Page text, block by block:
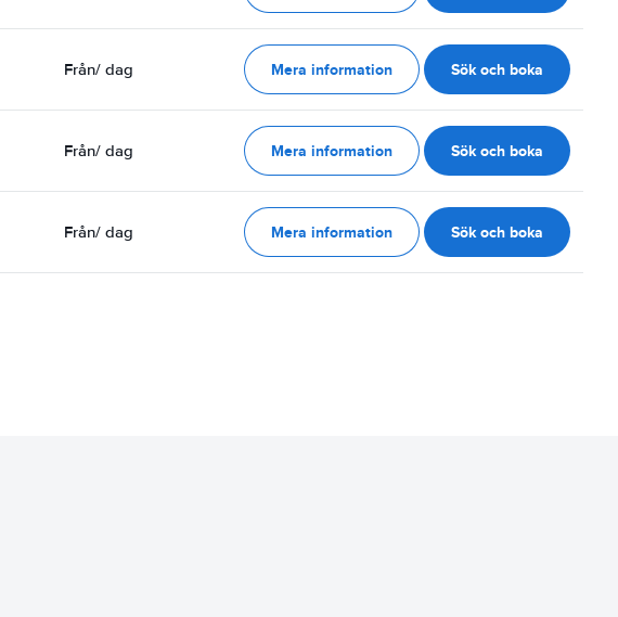
Från/ dag Mera information Sök och boka
Från/ dag Mera information Sök och boka
Från/ dag Mera information Sök och boka